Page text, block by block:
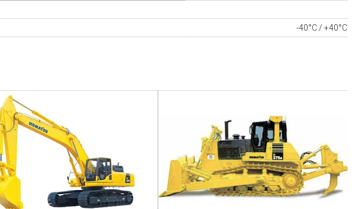
-40°C / +40°C